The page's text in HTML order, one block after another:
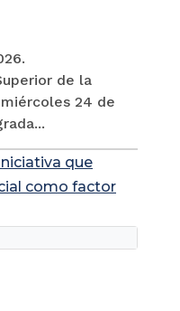
de la
24 de
que
como factor